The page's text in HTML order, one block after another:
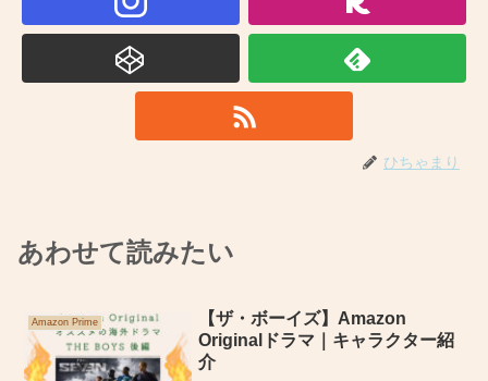
ひちゃまり
あわせて読みたい
Amazon Prime
【ザ・ボーイズ】Amazon
Originalドラマ｜キャラクター紹
介